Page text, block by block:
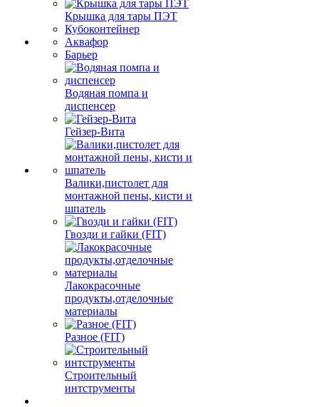
Крышка для тары ПЭТ
Кубоконтейнер
Аквафор
Барьер
Водяная помпа и
диспенсер
Гейзер-Вита
Валики,пистолет для
монтажной пены, кисти и
шпатель
Гвозди и гайки (FIT)
Лакокрасочные
продукты,отделочные
материалы
Разное (FIT)
Строительный
интструменты